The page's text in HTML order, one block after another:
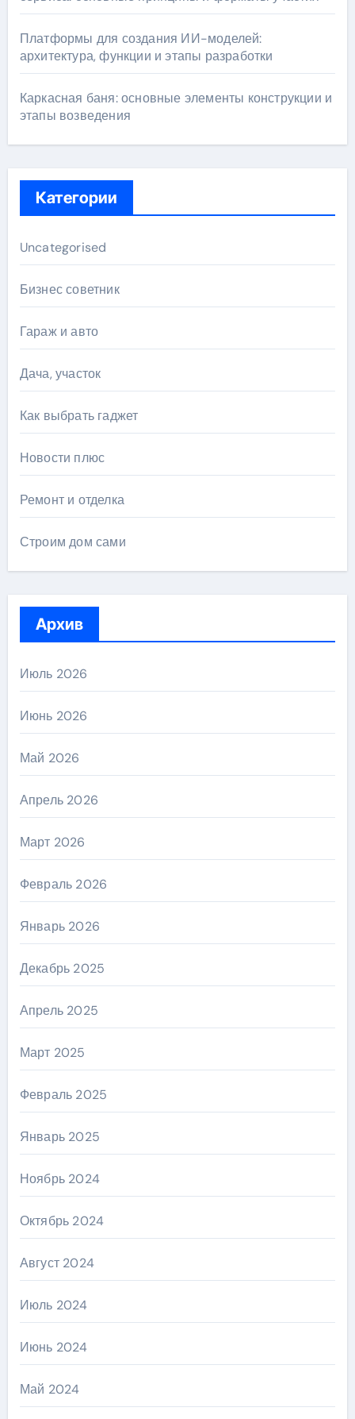
Платформы для создания ИИ-моделей:
архитектура, функции и этапы разработки
Каркасная баня: основные элементы конструкции и
этапы возведения
Категории
Uncategorised
Бизнес советник
Гараж и авто
Дача, участок
Как выбрать гаджет
Новости плюс
Ремонт и отделка
Строим дом сами
Архив
Июль 2026
Июнь 2026
Май 2026
Апрель 2026
Март 2026
Февраль 2026
Январь 2026
Декабрь 2025
Апрель 2025
Март 2025
Февраль 2025
Январь 2025
Ноябрь 2024
Октябрь 2024
Август 2024
Июль 2024
Июнь 2024
Май 2024